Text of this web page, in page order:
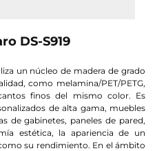
DS-S919
un núcleo de madera de grado
como melamina/PET/PETG,
finos del mismo color. Es
de alta gama, muebles
de gabinetes, paneles de pared,
estética, la apariencia de un
su rendimiento. En el ámbito